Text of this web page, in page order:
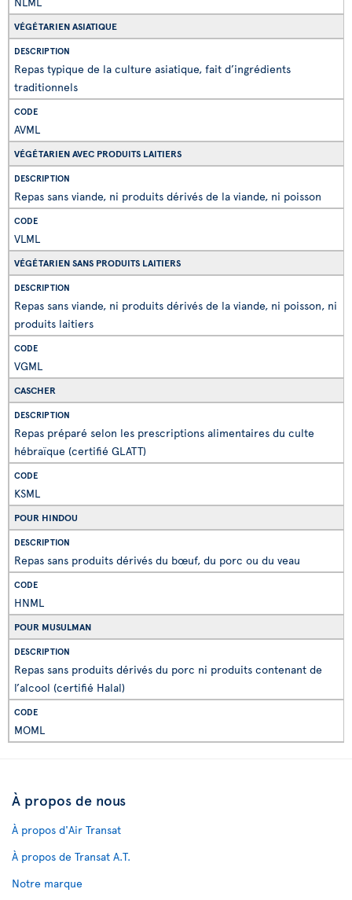
VÉGÉTARIEN ASIATIQUE
Repas typique de la culture asiatique, fait d’ingrédients
traditionnels
AVML
VÉGÉTARIEN AVEC PRODUITS LAITIERS
Repas sans viande, ni produits dérivés de la viande, ni poisson
VLML
VÉGÉTARIEN SANS PRODUITS LAITIERS
Repas sans viande, ni produits dérivés de la viande, ni poisson, ni
produits laitiers
VGML
CASCHER
Repas préparé selon les prescriptions alimentaires du culte
hébraïque (certifié GLATT)
KSML
POUR HINDOU
Repas sans produits dérivés du bœuf, du porc ou du veau
HNML
POUR MUSULMAN
Repas sans produits dérivés du porc ni produits contenant de
l’alcool (certifié Halal)
MOML
À propos de nous
À propos d'Air Transat
À propos de Transat A.T.
Notre marque